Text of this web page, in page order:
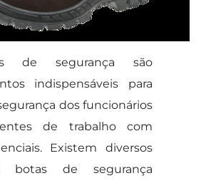
de segurança são
indispensáveis para
dos funcionários
de trabalho com
Existem diversos
botas de segurança